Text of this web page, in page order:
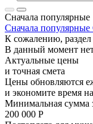
Сначала популярные
Сначала популярные
К сожалению, раздел
В данный момент
Актуальные цены
и точная смета
Цены обновляются
и экономите время
Минимальная сумма
200 000 Р